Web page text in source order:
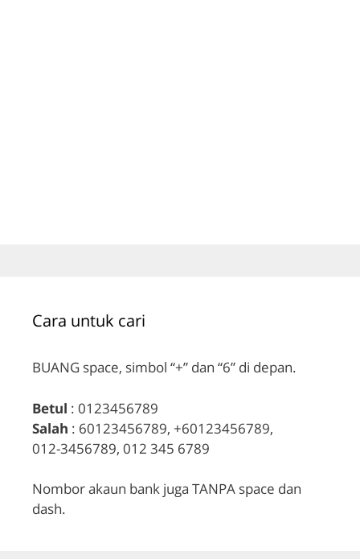
Cara untuk cari
BUANG space, simbol “+” dan “6” di depan.
Betul : 0123456789
Salah : 60123456789, +60123456789,
012-3456789, 012 345 6789
Nombor akaun bank juga TANPA space dan
dash.